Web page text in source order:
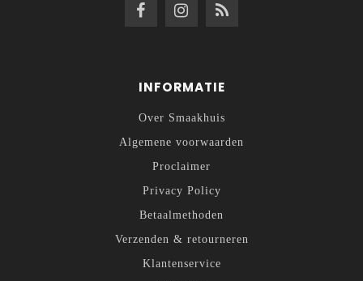
INFORMATIE
Over Smaakhuis
Algemene voorwaarden
Proclaimer
Privacy Policy
Betaalmethoden
Verzenden & retourneren
Klantenservice